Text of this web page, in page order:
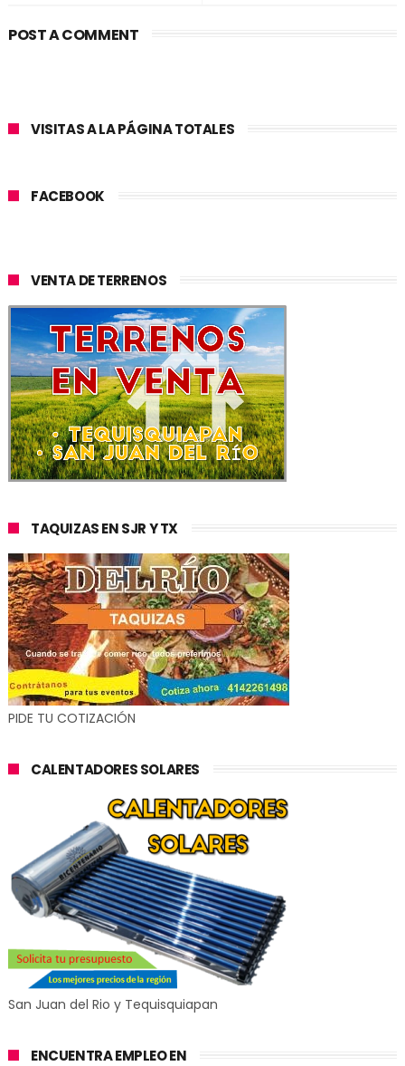
POST A COMMENT
VISITAS A LA PÁGINA TOTALES
FACEBOOK
VENTA DE TERRENOS
TAQUIZAS EN SJR Y TX
PIDE TU COTIZACIÓN
CALENTADORES SOLARES
San Juan del Rio y Tequisquiapan
ENCUENTRA EMPLEO EN